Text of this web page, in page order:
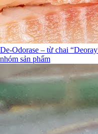
De-Odorase – từ chai
nhóm sản phẩm